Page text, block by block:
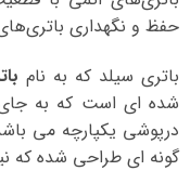
حفظ و نگهداری
باتری سیلد که به نام
شده ای است که به
درپوشی یکپارچه می
گونه ای طراحی شده که